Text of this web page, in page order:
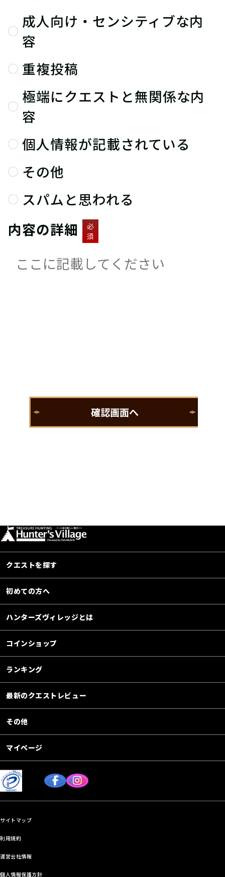
成人向け・センシティブな内
容
重複投稿
極端にクエストと無関係な内
容
個人情報が記載されている
その他
スパムと思われる
内容の詳細
必
須
クエストを探す
初めての方へ
ハンターズヴィレッジとは
コインショップ
ランキング
最新のクエストレビュー
その他
マイページ
サイトマップ
利用規約
運営会社情報
個人情報保護方針